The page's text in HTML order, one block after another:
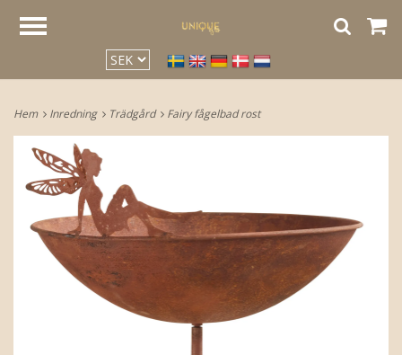
Hem Inredning Trädgård Fairy fågelbad rost